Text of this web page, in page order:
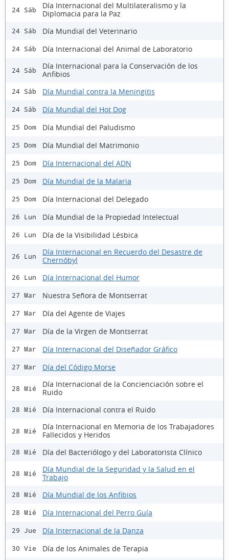
24 Sáb
Día Internacional del Multilateralismo y la
Diplomacia para la Paz
24 Sáb Día Mundial del Veterinario
24 Sáb Día Internacional del Animal de Laboratorio
24 Sáb
Día Internacional para la Conservación de los
Anfibios
24 Sáb Día Mundial contra la Meningitis
24 Sáb Día Mundial del Hot Dog
25 Dom Día Mundial del Paludismo
25 Dom Día Mundial del Matrimonio
25 Dom Día Internacional del ADN
25 Dom Día Mundial de la Malaria
25 Dom Día Internacional del Delegado
26 Lun Día Mundial de la Propiedad Intelectual
26 Lun Día de la Visibilidad Lésbica
26 Lun
Día Internacional en Recuerdo del Desastre de
Chernóbyl
26 Lun Día Internacional del Humor
27 Mar Nuestra Señora de Montserrat
27 Mar Día del Agente de Viajes
27 Mar Día de la Virgen de Montserrat
27 Mar Día Internacional del Diseñador Gráfico
27 Mar Día del Código Morse
28 Mié
Día Internacional de la Concienciación sobre el
Ruido
28 Mié Día Internacional contra el Ruido
28 Mié
Día Internacional en Memoria de los Trabajadores
Fallecidos y Heridos
28 Mié Día del Bacteriólogo y del Laboratorista Clínico
28 Mié
Día Mundial de la Seguridad y la Salud en el
Trabajo
28 Mié Día Mundial de los Anfibios
28 Mié Día Internacional del Perro Guía
29 Jue Día Internacional de la Danza
30 Vie Día de los Animales de Terapia